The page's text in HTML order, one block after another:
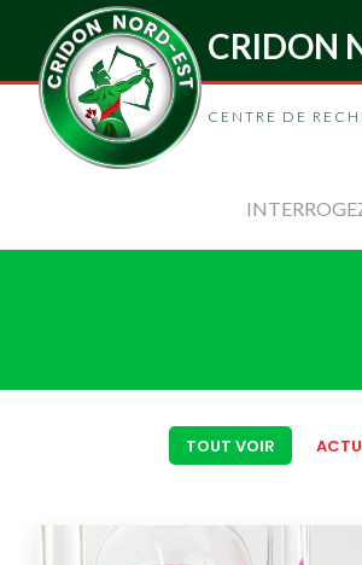
CRIDON
CENTRE DE
TOUT VOIR